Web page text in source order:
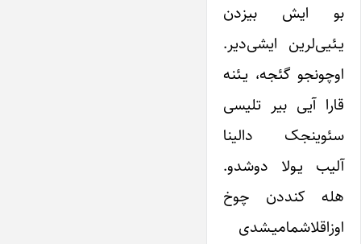
بو ایش بیزدن
یـئیی‌لرین ایشی‌دیر.
اوچونجو گئجه، یـئنه
قارا آیی بیر تلیسی
سئوینجک دالینا
آلیب یـولا دوشدو.
هله کنددن چوخ
اوزاقلاشمامیـشدی